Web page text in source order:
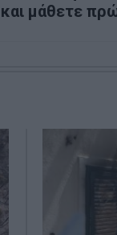
και μάθετε